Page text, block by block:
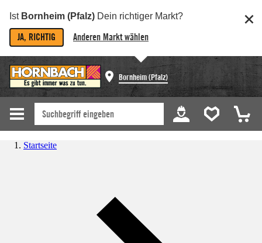
Ist Bornheim (Pfalz) Dein richtiger Markt?
JA, RICHTIG Anderen Markt wählen
Bornheim (Pfalz)
Startseite